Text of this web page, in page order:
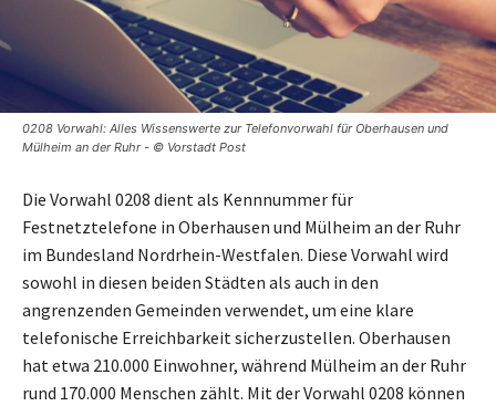
0208 Vorwahl: Alles Wissenswerte zur Telefonvorwahl für Oberhausen und
Mülheim an der Ruhr - © Vorstadt Post
Die Vorwahl 0208 dient als Kennnummer für
Festnetztelefone in Oberhausen und Mülheim an der Ruhr
im Bundesland Nordrhein-Westfalen. Diese Vorwahl wird
sowohl in diesen beiden Städten als auch in den
angrenzenden Gemeinden verwendet, um eine klare
telefonische Erreichbarkeit sicherzustellen. Oberhausen
hat etwa 210.000 Einwohner, während Mülheim an der Ruhr
rund 170.000 Menschen zählt. Mit der Vorwahl 0208 können